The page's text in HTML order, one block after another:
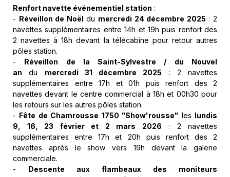
Renfort navette événementiel station :
- Réveillon de Noël du mercredi 24 décembre 2025 :2
navettes supplémentaires entre 14h et 19h puis renfort des
2 navettes à 18h devant la télécabine pour retour autres
pôles station.
- Réveillon de la Saint-Sylvestre / du Nouvel
an
du mercredi 31 décembre 2025 : 2 navettes
supplémentaires entre 17h et 01h puis renfort des 2
navettes devant le centre commercial à 18h et 00h30 pour
les retours sur les autres pôles station.
- Fête de Chamrousse 1750 "Show'rousse" les lundis
9, 16, 23 février et 2 mars 2026 : 2 navettes
supplémentaires entre 17h et 20h puis renfort des 2
navettes après le show vers 19h devant la galerie
commerciale.
- Descente aux flambeaux des moniteurs